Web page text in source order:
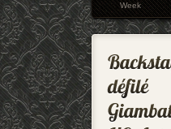
Week